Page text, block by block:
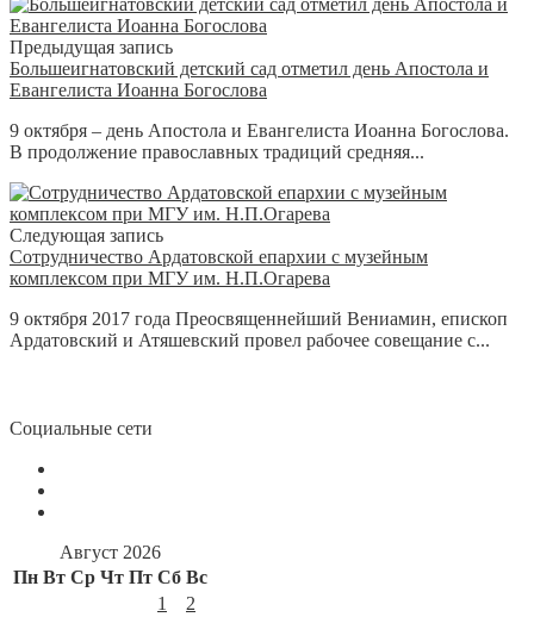
Предыдущая запись
Большеигнатовский детский сад отметил день Апостола и
Евангелиста Иоанна Богослова
9 октября – день Апостола и Евангелиста Иоанна Богослова.
В продолжение православных традиций средняя...
Следующая запись
Сотрудничество Ардатовской епархии с музейным
комплексом при МГУ им. Н.П.Огарева
9 октября 2017 года Преосвященнейший Вениамин, епископ
Ардатовский и Атяшевский провел рабочее совещание с...
Социальные сети
Август 2026
Пн Вт Ср Чт Пт Сб Вс
1
2